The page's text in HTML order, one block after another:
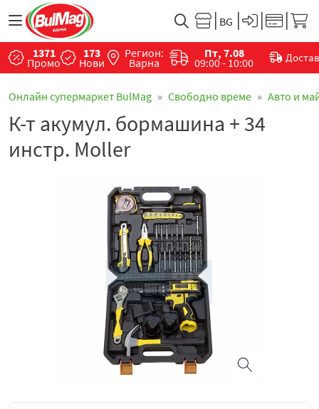
1371
Промо
173
Нови
Регион:
Варна
Пт, 7.08
09:00 - 10:00
Онлайн супермаркет BulMag Свободно време Авто и
К-т акумул. бормашина + 34
инстр. Moller